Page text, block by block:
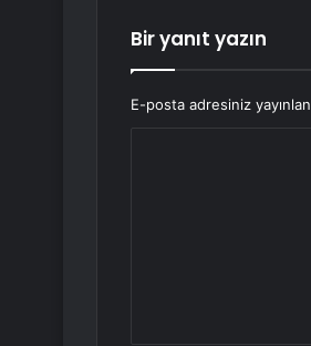
Bir yanıt yazın
E-posta adresiniz